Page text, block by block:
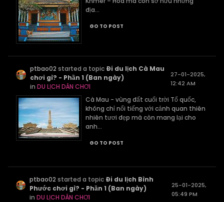
địa...
GO TO POST
ptbao02 started a topic Đi du lịch Cà Mau
chơi gì? - Phần 1 (Ban ngày)
in DU LỊCH DÂN CHƠI
27-01-2025,
12:42 AM
Cà Mau - vùng đất cuối trời Tổ quốc,
không chỉ nổi tiếng với cảnh quan thiên
nhiên tươi đẹp mà còn mang lại cho
anh...
GO TO POST
ptbao02 started a topic Đi du lịch Bình
Phước chơi gì? - Phần 1 (Ban ngày)
in DU LỊCH DÂN CHƠI
25-01-2025,
05:49 PM